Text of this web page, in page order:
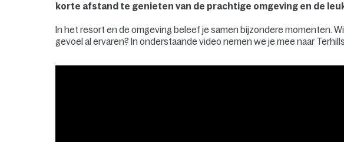
korte afstand te genieten van de prachtige omgeving en de
In het resort en de omgeving beleef je samen bijzondere momenten.
gevoel al ervaren? In onderstaande video nemen we je mee naar